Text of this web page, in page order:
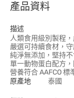
產品資料
描述
人類食用級別製程
嚴選可持續食材，
純淨無添加，堅持
單一動物蛋白配方
營養符合 AAFCO 標
原產地
泰國